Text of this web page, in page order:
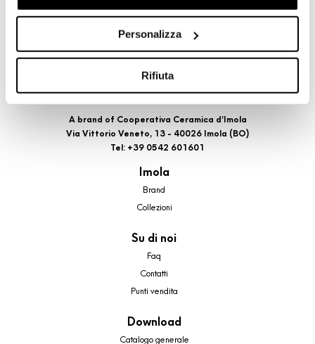
linea con le tue preferenze.
cookie di profilazione, selezionando uno dei bottoni sotto
riportati. Puoi avere maggiori dettagli visionando
l’Informativa estesa cookie. La chiusura del presente
banner comporterà il permanere dei soli cookie tecnici ed
comunque modificare le tue scelte in qualsiasi momento,
accedendo al link presente nel footer.
Personalizza
Rifiuta
A brand of Cooperativa Ceramica d’Imola
Via Vittorio Veneto, 13 - 40026 Imola (BO)
Tel: +39 0542 601601
Imola
Brand
Collezioni
Su di noi
Faq
Contatti
Punti vendita
Download
Catalogo generale